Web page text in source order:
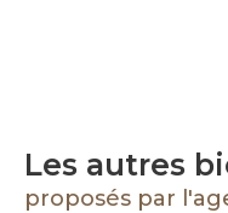
Les autres
proposés par